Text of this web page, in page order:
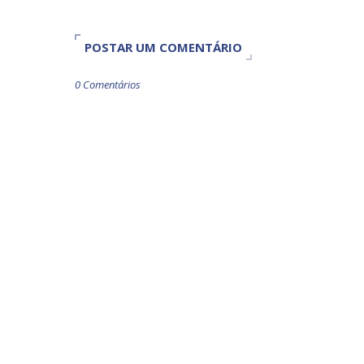
POSTAR UM COMENTÁRIO
0 Comentários